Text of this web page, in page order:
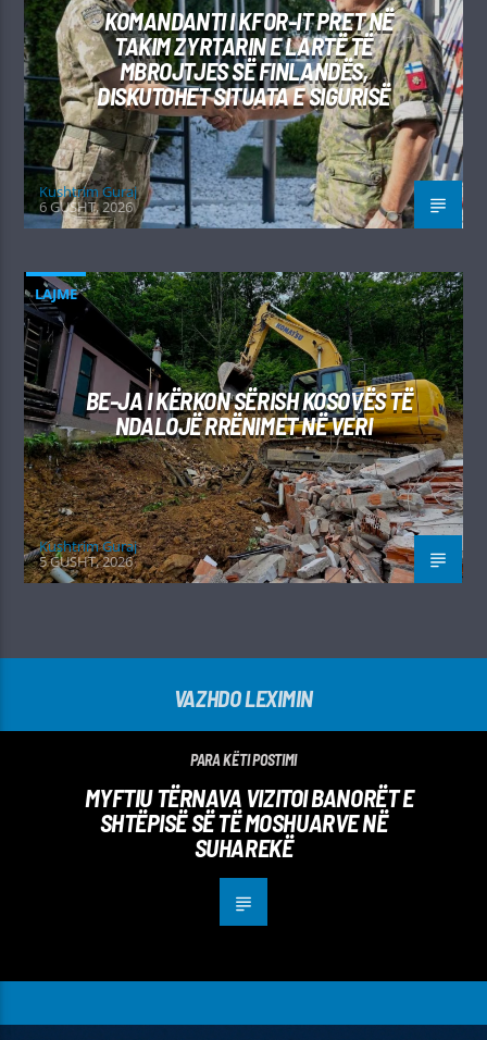
KOMANDANTI I KFOR-IT PRET NË
TAKIM ZYRTARIN E LARTË TË
MBROJTJES SË FINLANDËS,
DISKUTOHET SITUATA E SIGURISË
Kushtrim Guraj
6 GUSHT, 2026
LAJME
BE-JA I KËRKON SËRISH KOSOVËS TË
NDALOJË RRËNIMET NË VERI
Kushtrim Guraj
5 GUSHT, 2026
VAZHDO LEXIMIN
PARA KËTI POSTIMI
MYFTIU TËRNAVA VIZITOI BANORËT E
SHTËPISË SË TË MOSHUARVE NË
SUHAREKË